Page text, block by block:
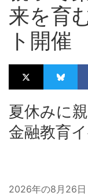
来を育
ト開催
夏休みに
金融教育
2026年の8月26日